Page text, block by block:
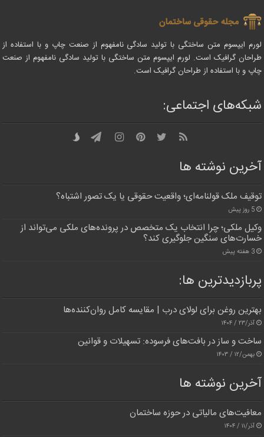
لورم ایپسوم متن ساختگی با تولید سادگی نامفهوم از صنعت چاپ و با استفاده از
طراحان گرافیک است. لورم ایپسوم متن ساختگی با تولید سادگی نامفهوم از صنعت
چاپ و با استفاده از طراحان گرافیک است.
شبکه‌های اجتماعی:
آخرین نوشته ها
توقیف ملک قولنامه‌ای؛ واقعیت حقوقی یا یک تصور اشتباه؟
5 روز پیش
وکیل ملکی؛ چرا انتخاب یک متخصص در پرونده‌های ملکی می‌تواند از
خسارت‌های سنگین جلوگیری کند؟
3 هفته پیش
پربازدیدترین‌ ها:
بهترین روغن برای لولای درب | مقایسه کامل روان‌کننده‌ها
آذر/۲۳ / ۱۴۰۴
ساخت و ساز در بافت‌های فرسوده: تسهیلات و قوانین
بهمن/۱۲ / ۱۴۰۳
آخرین نوشته ها
معافیت‌های مالیاتی در حوزه ساختمان
آذر/۱۱ / ۱۴۰۴